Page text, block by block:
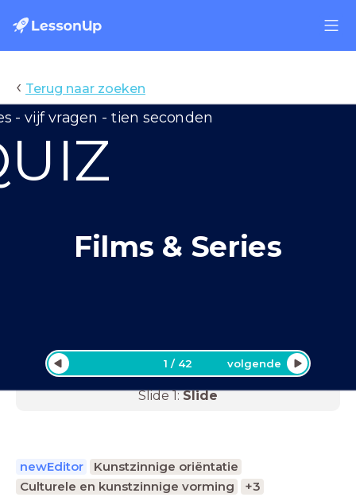
‹ Terug naar zoeken
Quiz: Films & Series
Films & Series
- vijf vragen - tien seconden
1 / 42 volgende
Slide1:Slide
newEditor
Kunstzinnige oriëntatie
Culturele en kunstzinnige vorming
+3